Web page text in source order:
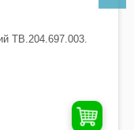
TB.204.697.003.